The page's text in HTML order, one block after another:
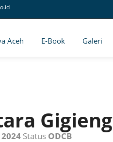
Aceh E-Book Galeri
Gigieng
Status ODCB